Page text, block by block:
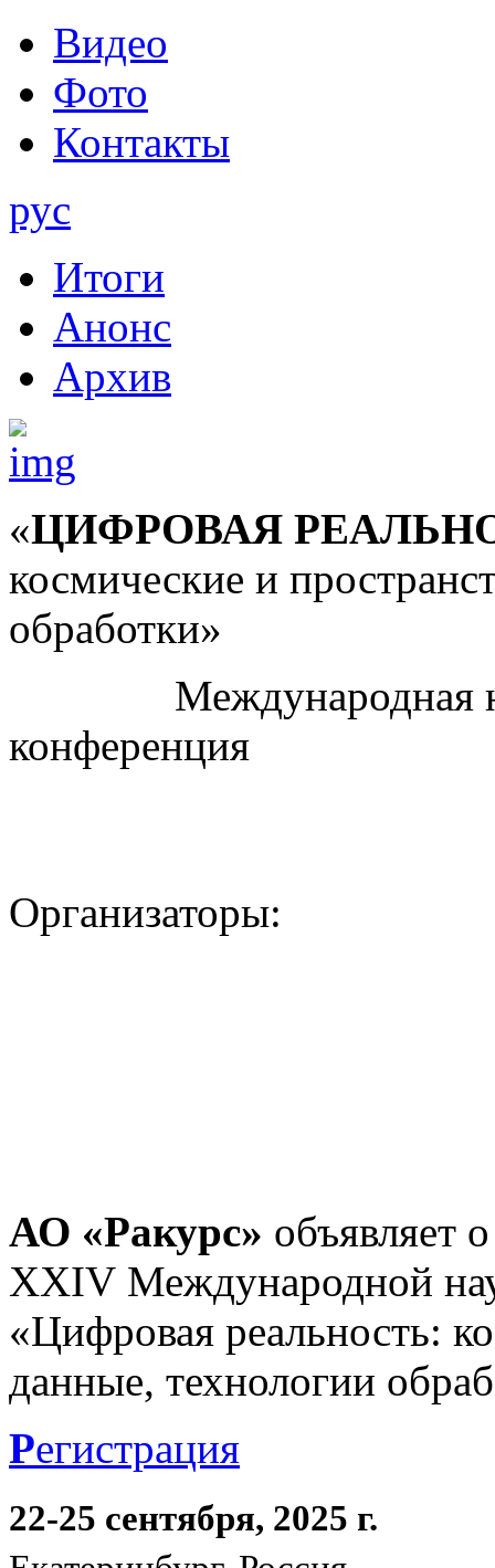
Видео
Фото
Контакты
рус
Итоги
Анонс
Архив
«ЦИФРОВАЯ
космические и
обработки»
Международная
конференция
Организаторы:
АО «Ракурс» объявляет
XXIV Международной
«Цифровая реальность:
данные, технологии
Регистрация
22-25 сентября, 2025 г.